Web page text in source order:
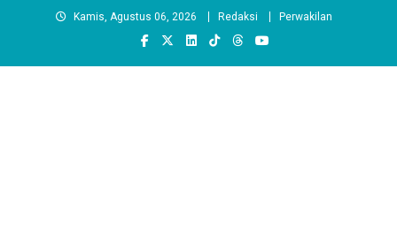
Kamis, Agustus 06, 2026 Redaksi Perwakilan